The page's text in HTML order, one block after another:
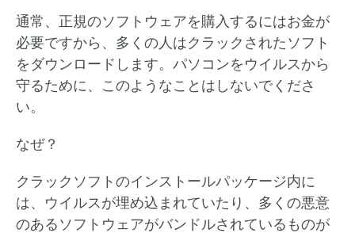
通常、正規のソフトウェアを購入するにはお金が
必要ですから、多くの人はクラックされたソフト
をダウンロードします。パソコンをウイルスから
守るために、このようなことはしないでくださ
い。
なぜ？
クラックソフトのインストールパッケージ内に
は、ウイルスが埋め込まれていたり、多くの悪意
のあるソフトウェアがバンドルされているものが